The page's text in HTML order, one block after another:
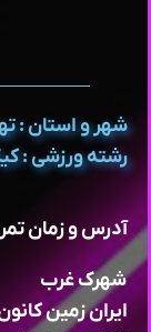
شهر و استان :
رشته ورزشی :
آدرس و زمان
شهرک غرب
ایران زمین